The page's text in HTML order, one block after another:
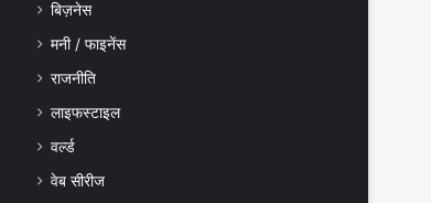
बिज़नेस
मनी / फाइनेंस
राजनीति
लाइफस्टाइल
वर्ल्ड
वेब सीरीज